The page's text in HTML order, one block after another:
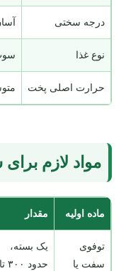
درجه سختی
نوع غذا
حرارت اصلی پخت
مواد لازم
ماده اولیه مقدار
توفوی
سفت یا
یک بسته،
حدود ۳۰۰ تا